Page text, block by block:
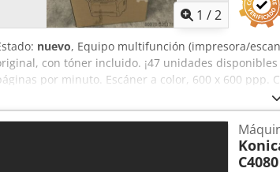
1 /2
nuevo, Equipo multifunción (impresora/
con tóner incluido. ¡47 unidades
por minuto. Escáner a color, 600 x 600 ppp.
fotocopiadoras usadas, hemos desarrollado una
que nuestros clientes reciban máquinas
procedentes de y mantenidas por Konica Minolta
fotocopiadoras de producción Konica Minolta y
Dedpfegakyfjx Apvjck No dude en ponerse enC4080